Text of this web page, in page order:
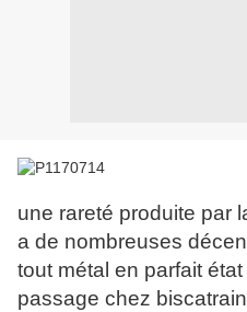
une rareté produite par
a de nombreuses
tout métal en parfait
passage chez